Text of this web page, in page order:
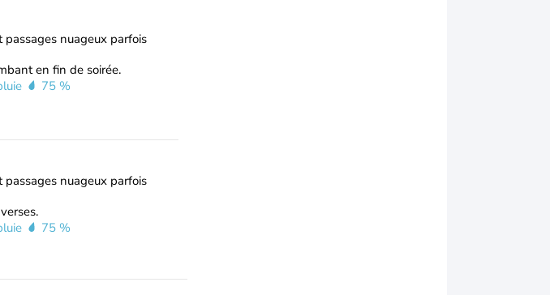
passages nuageux parfois
en fin de soirée.
75 %
passages nuageux parfois
75 %